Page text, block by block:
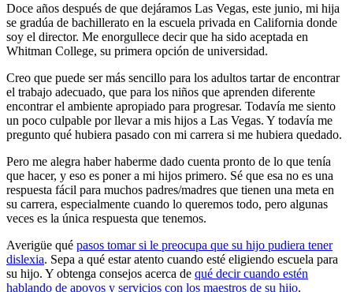
Doce años después de que dejáramos Las Vegas, este junio, mi hija
se gradúa de bachillerato en la escuela privada en California donde
soy el director. Me enorgullece decir que ha sido aceptada en
Whitman College, su primera opción de universidad.
Creo que puede ser más sencillo para los adultos tartar de encontrar
el trabajo adecuado, que para los niños que aprenden diferente
encontrar el ambiente apropiado para progresar. Todavía me siento
un poco culpable por llevar a mis hijos a Las Vegas. Y todavía me
pregunto qué hubiera pasado con mi carrera si me hubiera quedado.
Pero me alegra haber haberme dado cuenta pronto de lo que tenía
que hacer, y eso es poner a mi hijos primero. Sé que esa no es una
respuesta fácil para muchos padres/madres que tienen una meta en
su carrera, especialmente cuando lo queremos todo, pero algunas
veces es la única respuesta que tenemos.
Averigüe qué pasos tomar si le preocupa que su hijo pudiera tener
dislexia. Sepa a qué estar atento cuando esté eligiendo escuela para
su hijo. Y obtenga consejos acerca de qué decir cuando estén
hablando de apoyos y servicios con los maestros de su hijo.